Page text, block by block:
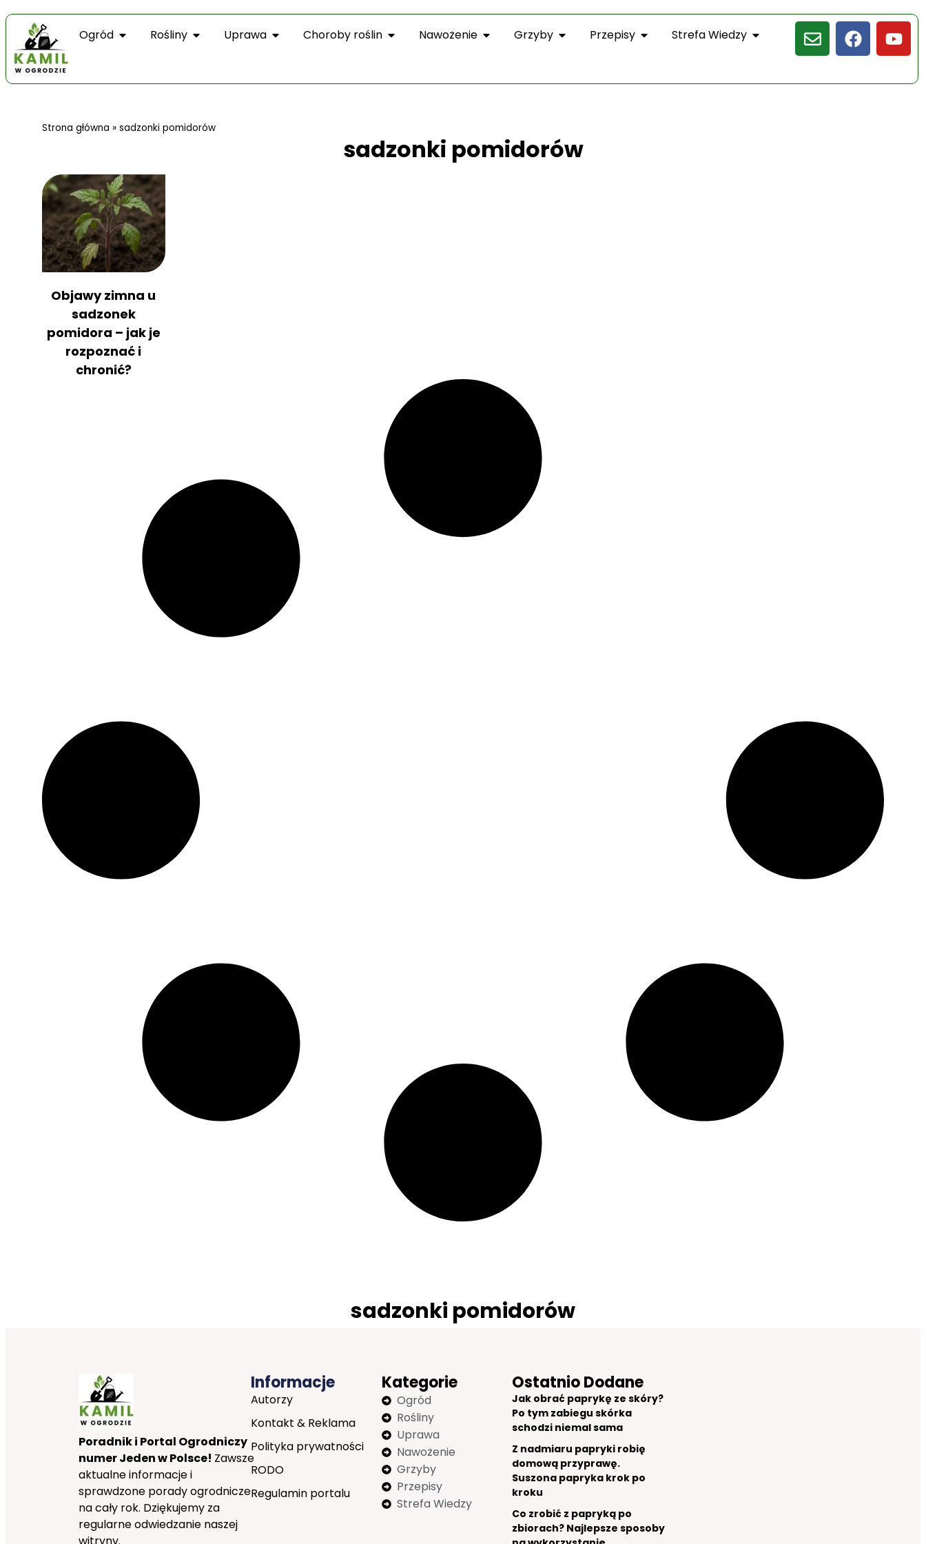
Ogród Rośliny Uprawa Choroby roślin Nawożenie Grzyby Przepisy Strefa Wiedzy
Strona główna »sadzonki pomidorów
sadzonki pomidorów
Objawy zimna u
sadzonek
pomidora – jak je
rozpoznać i
chronić?
sadzonki pomidorów
Poradnik i Portal Ogrodniczy
numer Jeden w Polsce! Zawsze
aktualne informacje i
sprawdzone porady ogrodnicze
na cały rok. Dziękujemy za
regularne odwiedzanie naszej
Informacje
Autorzy
Kontakt & Reklama
Polityka prywatności
RODO
Regulamin portalu
Kategorie
Ogród
Rośliny
Uprawa
Nawożenie
Grzyby
Przepisy
Strefa Wiedzy
Ostatnio Dodane
Jak obrać paprykę ze skóry?
Po tym zabiegu skórka
schodzi niemal sama
Z nadmiaru papryki robię
domową przyprawę.
Suszona papryka krok po
kroku
Co zrobić z papryką po
zbiorach? Najlepsze sposoby